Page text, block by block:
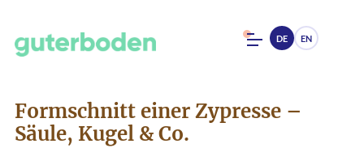
DE EN
Formschnitt einer Zypresse –
Säule, Kugel & Co.